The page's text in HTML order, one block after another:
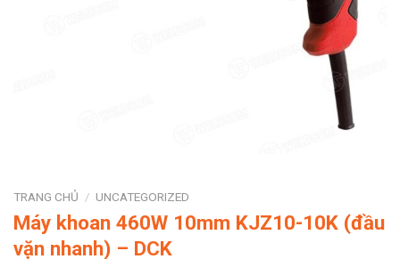
TRANG CHỦ / UNCATEGORIZED
Máy khoan 460W 10mm KJZ10-10K (đầu
vặn nhanh) – DCK